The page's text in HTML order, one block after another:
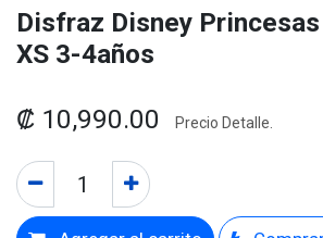
Disfraz Disney
XS 3-4años
₡ 10,990.00 Precio Detalle.